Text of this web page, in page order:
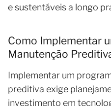
e sustentáveis a longo
Como Implementar
Manutenção
Implementar um
preditiva exige
investimento em